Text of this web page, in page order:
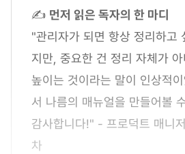
✍ 먼저 읽은 독자의 한 마디
"관리자가 되면 항상 정리하고
지만, 중요한 건 정리 자체가
높이는 것이라는 말이 인상적
서 나름의 매뉴얼을 만들어볼
감사합니다!" - 프로덕트 매니
차